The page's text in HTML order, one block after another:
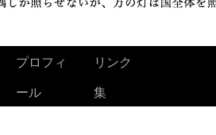
プロフィ
ール
リンク
集